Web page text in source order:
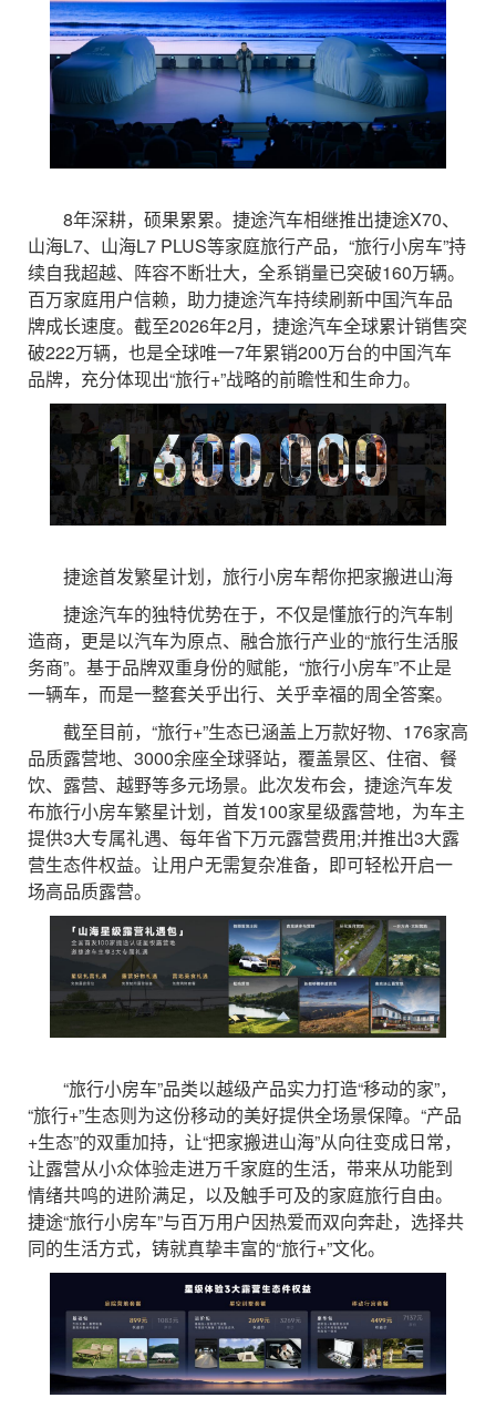
8年深耕，硕果累累。捷途汽车相继推出捷途X70、
山海L7、山海L7 PLUS等家庭旅行产品，“旅行小房车”持
续自我超越、阵容不断壮大，全系销量已突破160万辆。
百万家庭用户信赖，助力捷途汽车持续刷新中国汽车品
牌成长速度。截至2026年2月，捷途汽车全球累计销售突
破222万辆，也是全球唯一7年累销200万台的中国汽车
品牌，充分体现出“旅行+”战略的前瞻性和生命力。
捷途首发繁星计划，旅行小房车帮你把家搬进山海
捷途汽车的独特优势在于，不仅是懂旅行的汽车制
造商，更是以汽车为原点、融合旅行产业的“旅行生活服
务商”。基于品牌双重身份的赋能，“旅行小房车”不止是
一辆车，而是一整套关乎出行、关乎幸福的周全答案。
截至目前，“旅行+”生态已涵盖上万款好物、176家高
品质露营地、3000余座全球驿站，覆盖景区、住宿、餐
饮、露营、越野等多元场景。此次发布会，捷途汽车发
布旅行小房车繁星计划，首发100家星级露营地，为车主
提供3大专属礼遇、每年省下万元露营费用;并推出3大露
营生态件权益。让用户无需复杂准备，即可轻松开启一
场高品质露营。
“旅行小房车”品类以越级产品实力打造“移动的家”，
“旅行+”生态则为这份移动的美好提供全场景保障。“产品
+生态”的双重加持，让“把家搬进山海”从向往变成日常，
让露营从小众体验走进万千家庭的生活，带来从功能到
情绪共鸣的进阶满足，以及触手可及的家庭旅行自由。
捷途“旅行小房车”与百万用户因热爱而双向奔赴，选择共
同的生活方式，铸就真挚丰富的“旅行+”文化。